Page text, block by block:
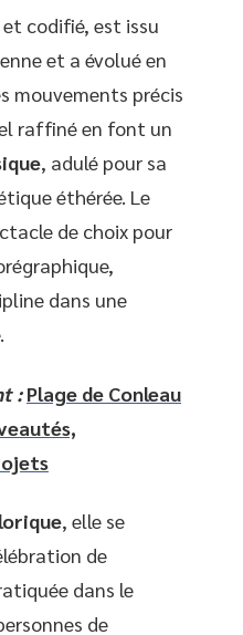
codifié, est issu
et a évolué en
mouvements précis
raffiné en font un
, adulé pour sa
éthérée. Le
de choix pour
dans une
: Plage de Conleau
, elle se
de
dans le
de